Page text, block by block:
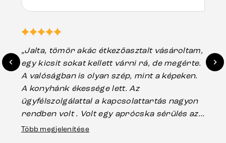
„Jalta, tömör akác étkezőasztalt vásároltam,
egy kicsit sokat kellett várni rá, de megérte.
A valóságban is olyan szép, mint a képeken.
A konyhánk ékessége lett. Az
ügyfélszolgálattal a kapcsolattartás nagyon
rendben volt . Volt egy aprócska sérülés az
asztal talpánál, ami szállításkor
Több megjelenítése